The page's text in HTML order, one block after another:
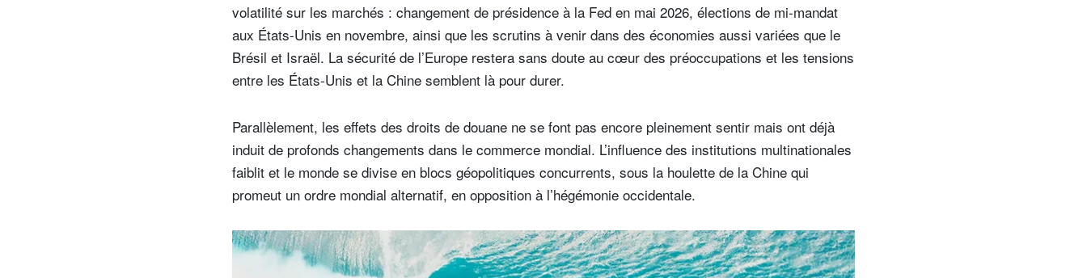
volatilité sur les marchés : changement de présidence à la Fed en mai 2026, élections de mi-mandat
aux États-Unis en novembre, ainsi que les scrutins à venir dans des économies aussi variées que le
Brésil et Israël. La sécurité de l’Europe restera sans doute au cœur des préoccupations et les tensions
entre les États-Unis et la Chine semblent là pour durer.
Parallèlement, les effets des droits de douane ne se font pas encore pleinement sentir mais ont déjà
induit de profonds changements dans le commerce mondial. L’influence des institutions multinationales
faiblit et le monde se divise en blocs géopolitiques concurrents, sous la houlette de la Chine qui
promeut un ordre mondial alternatif, en opposition à l’hégémonie occidentale.
S'inscrire à la newsletter
Email
Select an Option
Civilité Prénom Nom